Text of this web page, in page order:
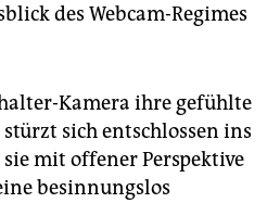
des Webcam-Regimes
Kamera ihre gefühlte
sich entschlossen ins
mit offener Perspektive
besinnungslos